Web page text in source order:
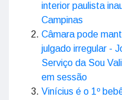
interior paulista
Campinas
Câmara pode
julgado irregular -
Serviço da Sou
em sessão
Vinícius é o 1º